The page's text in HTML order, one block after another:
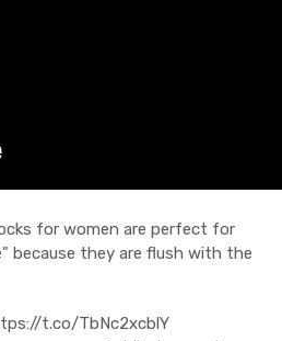
for women are perfect for
because they are flush with the
t.co/TbNc2xcblY